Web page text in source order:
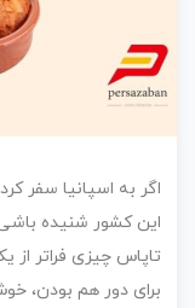
اگر به اسپانیا سفر
این کشور شنیده
تاپاس چیزی فراتر
برای دور هم بودن،